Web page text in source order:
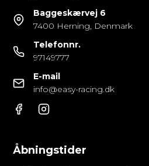
Baggeskærvej 6
7400 Herning, Denmark
Telefonnr.
97149777
E-mail
info@easy-racing.dk
Åbningstider